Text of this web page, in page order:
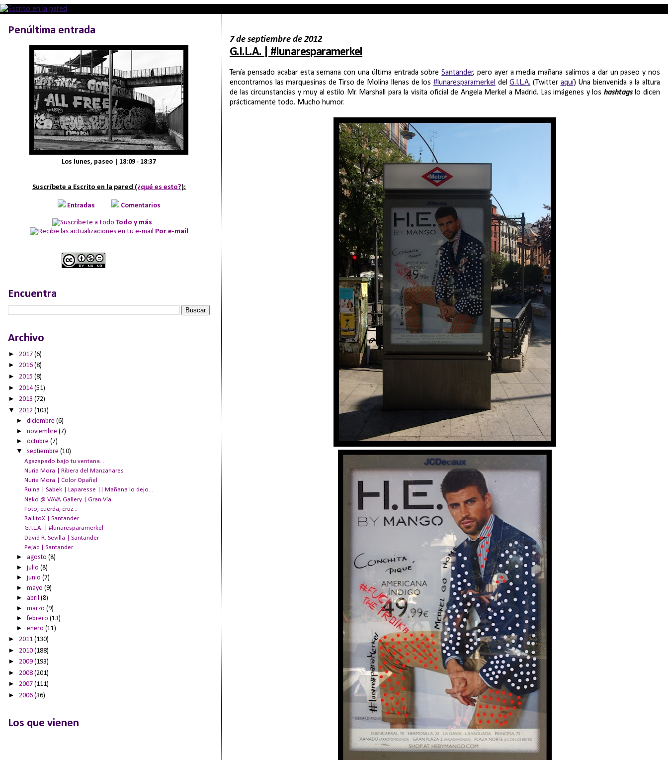
7 de septiembre de 2012
G.I.L.A. | #lunaresparamerkel
Tenía pensado acabar esta semana con una última entrada sobreSantander, pero ayer a media mañana salimos a dar un paseo y nos
encontramos las marquesinas de Tirso de Molina llenas de los #lunaresparamerkel delG.I.L.A. (Twitter aquí) Una bienvenida a la altura
de las circunstancias y muy al estilo Mr. Marshall para la visita oficial de Angela Merkel a Madrid. Las imágenes y los hashtagslo dicen
prácticamente todo. Mucho humor.
Penúltima entrada
Los lunes, paseo | 18:09 - 18:37
Suscríbete a Escrito en la pared (¿qué es esto?):
Entradas Comentarios
Todo y más
Por e-mail
Encuentra
Archivo
► 2017 (6)
► 2016 (8)
► 2015 (8)
► 2014(51)
► 2013 (72)
▼ 2012 (103)
►diciembre(6)
►noviembre(7)
►octubre(7)
▼ septiembre(10)
Agazapado bajo tu ventana...
Nuria Mora | Ribera del Manzanares
Nuria Mora | Color Opañel
Ruina | Sabek | Laparesse || Mañana lo dejo...
Neko @ VAVA Gallery | Gran Vía
Foto, cuerda, cruz...
RallitoX | Santander
G.I.L.A. | #lunaresparamerkel
David R. Sevilla | Santander
Pejac | Santander
► agosto(8)
►julio(8)
►junio(7)
►mayo(9)
► abril(8)
►marzo(9)
►febrero(13)
►enero(11)
► 2011 (130)
► 2010 (188)
► 2009 (193)
► 2008 (201)
► 2007 (111)
► 2006 (36)
Los que vienen